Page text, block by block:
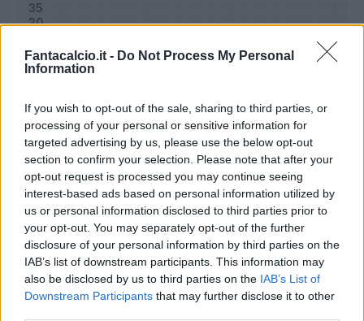
Fantacalcio.it - Do Not Process My Personal
Information
If you wish to opt-out of the sale, sharing to third parties, or
processing of your personal or sensitive information for
targeted advertising by us, please use the below opt-out
section to confirm your selection. Please note that after your
opt-out request is processed you may continue seeing
interest-based ads based on personal information utilized by
us or personal information disclosed to third parties prior to
your opt-out. You may separately opt-out of the further
disclosure of your personal information by third parties on the
IAB’s list of downstream participants. This information may
also be disclosed by us to third parties on the IAB’s List of
Downstream Participants that may further disclose it to other
Classic Mantra
Riepilogo stagione
Titolare 25 - 83%
Entrato 0 - 0 %
Squalificato